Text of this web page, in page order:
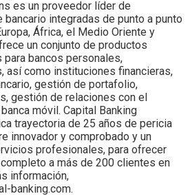
es un proveedor líder de
integradas de punto a punto
África, el Medio Oriente y
un conjunto de productos
bancos personales,
así como instituciones financieras,
gestión de portafolio,
gestión de relaciones con el
móvil. Capital Banking
trayectoria de 25 años de pericia
innovador y comprobado y un
profesionales, para ofrecer
a más de 200 clientes en
información,
banking.com.